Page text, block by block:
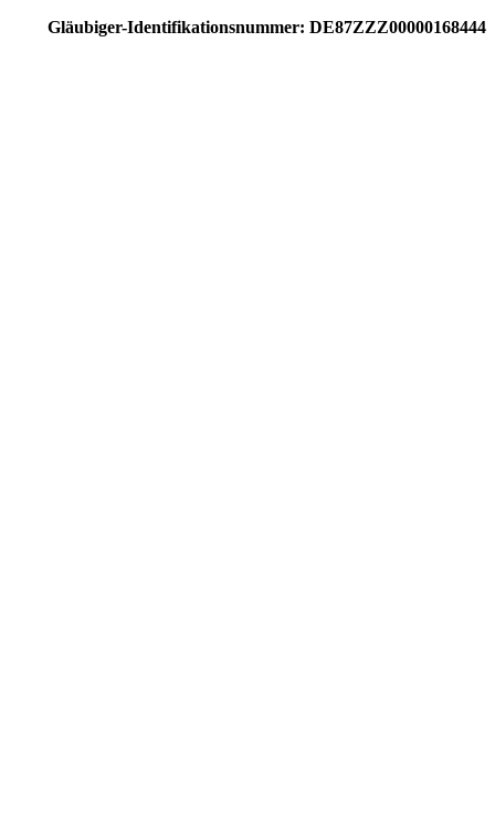
Gläubiger-Identifikationsnummer: DE87ZZZ00000168444